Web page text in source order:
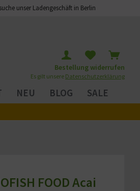
unser Ladengeschäft in Berlin
Bestellung widerrufen
Es gilt unsere Datenschutzerklärung
NEU BLOG SALE
FOOD Acai